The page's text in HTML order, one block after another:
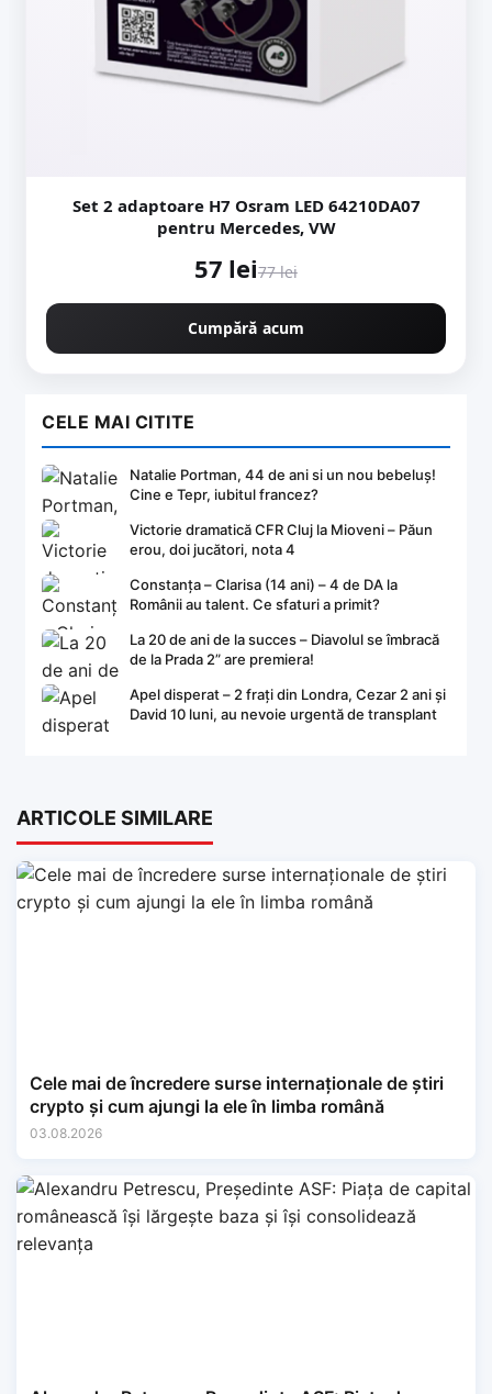
Set 2 adaptoare H7 Osram LED 64210DA07
pentru Mercedes, VW
57 lei77 lei
Cumpără acum
CELE MAI CITITE
Natalie Portman, 44 de ani si un nou bebeluș!
Cine e Tepr, iubitul francez?
Victorie dramatică CFR Cluj la Mioveni – Păun
erou, doi jucători, nota 4
Constanța – Clarisa (14 ani) – 4 de DA la
Românii au talent. Ce sfaturi a primit?
La 20 de ani de la succes – Diavolul se îmbracă
de la Prada 2” are premiera!
Apel disperat – 2 frați din Londra, Cezar 2 ani și
David 10 luni, au nevoie urgentă de transplant
ARTICOLE SIMILARE
Cele mai de încredere surse internaționale de știri
crypto și cum ajungi la ele în limba română
03.08.2026